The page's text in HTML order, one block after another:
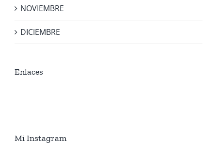
NOVIEMBRE
DICIEMBRE
Enlaces
Mi Instagram